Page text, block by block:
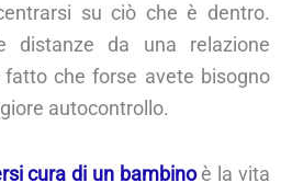
su ciò che è dentro.
distanze da una relazione
che forse avete bisogno
autocontrollo.
cura di un bambinoè la vita